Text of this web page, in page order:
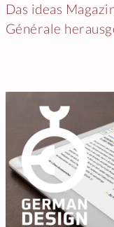
Das ideas
Générale